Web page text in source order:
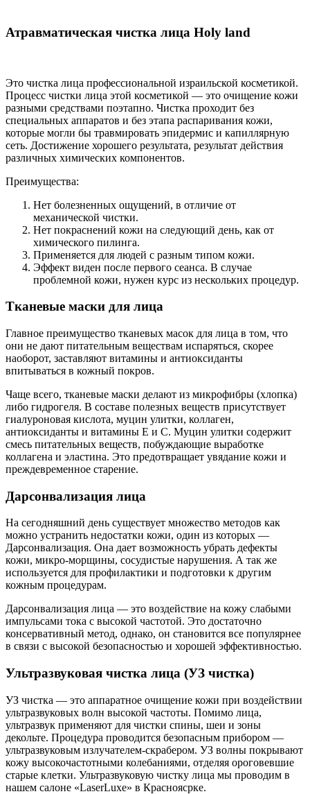
Атравматическая чистка лица Holy land
Это чистка лица профессиональной израильской косметикой.
Процесс чистки лица этой косметикой — это очищение кожи
разными средствами поэтапно. Чистка проходит без
специальных аппаратов и без этапа распаривания кожи,
которые могли бы травмировать эпидермис и капиллярную
сеть. Достижение хорошего результата, результат действия
различных химических компонентов.
Преимущества:
Нет болезненных ощущений, в отличие от
механической чистки.
Нет покраснений кожи на следующий день, как от
химического пилинга.
Применяется для людей с разным типом кожи.
Эффект виден после первого сеанса. В случае
проблемной кожи, нужен курс из нескольких процедур.
Тканевые маски для лица
Главное преимущество тканевых масок для лица в том, что
они не дают питательным веществам испаряться, скорее
наоборот, заставляют витамины и антиоксиданты
впитываться в кожный покров.
Чаще всего, тканевые маски делают из микрофибры (хлопка)
либо гидрогеля. В составе полезных веществ присутствует
гиалуроновая кислота, муцин улитки, коллаген,
антиоксиданты и витамины Е и С. Муцин улитки содержит
смесь питательных веществ, побуждающие выработке
коллагена и эластина. Это предотвращает увядание кожи и
преждевременное старение.
Дарсонвализация лица
На сегодняшний день существует множество методов как
можно устранить недостатки кожи, один из которых —
Дарсонвализация. Она дает возможность убрать дефекты
кожи, микро-морщины, сосудистые нарушения. А так же
используется для профилактики и подготовки к другим
кожным процедурам.
Дарсонвализация лица — это воздействие на кожу слабыми
импульсами тока с высокой частотой. Это достаточно
консервативный метод, однако, он становится все популярнее
в связи с высокой безопасностью и хорошей эффективностью.
Ультразвуковая чистка лица (УЗ чистка)
УЗ чистка — это аппаратное очищение кожи при воздействии
ультразвуковых волн высокой частоты. Помимо лица,
ультразвук применяют для чистки спины, шеи и зоны
декольте. Процедура проводится безопасным прибором —
ультразвуковым излучателем-скрабером. УЗ волны покрывают
кожу высокочастотными колебаниями, отделяя ороговевшие
старые клетки. Ультразвуковую чистку лица мы проводим в
нашем салоне «LaserLuxe» в Красноясрке.